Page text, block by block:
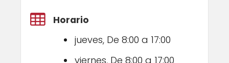
Horario
jueves, De 8:00 a 17:00
viernes, De 8:00 a 17:00